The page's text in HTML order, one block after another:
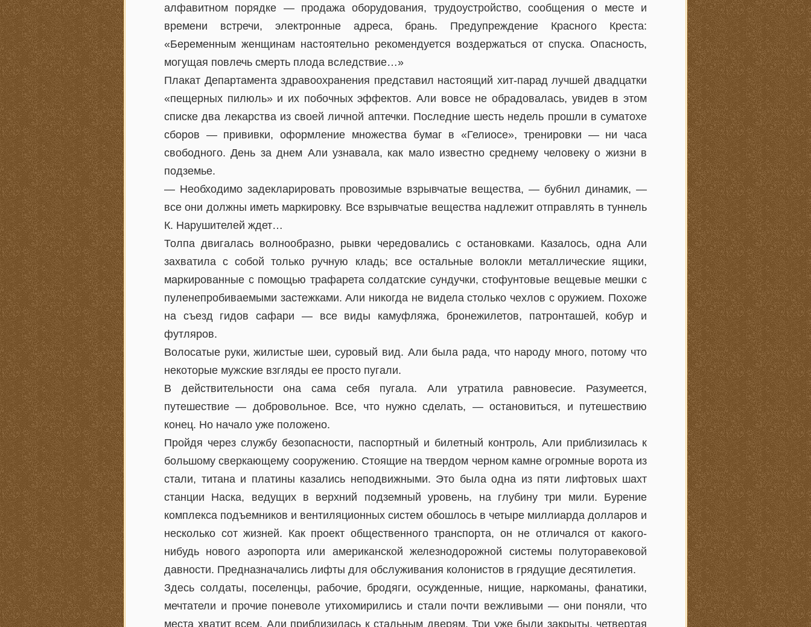
алфавитном порядке — продажа оборудования, трудоустройство, сообщения о месте и
времени встречи, электронные адреса, брань. Предупреждение Красного Креста:
«Беременным женщинам настоятельно рекомендуется воздержаться от спуска. Опасность,
могущая повлечь смерть плода вследствие…»
Плакат Департамента здравоохранения представил настоящий хит-парад лучшей двадцатки
«пещерных пилюль» и их побочных эффектов. Али вовсе не обрадовалась, увидев в этом
списке два лекарства из своей личной аптечки. Последние шесть недель прошли в суматохе
сборов — прививки, оформление множества бумаг в «Гелиосе», тренировки — ни часа
свободного. День за днем Али узнавала, как мало известно среднему человеку о жизни в
подземье.
— Необходимо задекларировать провозимые взрывчатые вещества, — бубнил динамик, —
все они должны иметь маркировку. Все взрывчатые вещества надлежит отправлять в туннель
К. Нарушителей ждет…
Толпа двигалась волнообразно, рывки чередовались с остановками. Казалось, одна Али
захватила с собой только ручную кладь; все остальные волокли металлические ящики,
маркированные с помощью трафарета солдатские сундучки, стофунтовые вещевые мешки с
пуленепробиваемыми застежками. Али никогда не видела столько чехлов с оружием. Похоже
на съезд гидов сафари — все виды камуфляжа, бронежилетов, патронташей, кобур и
футляров.
Волосатые руки, жилистые шеи, суровый вид. Али была рада, что народу много, потому что
некоторые мужские взгляды ее просто пугали.
В действительности она сама себя пугала. Али утратила равновесие. Разумеется,
путешествие — добровольное. Все, что нужно сделать, — остановиться, и путешествию
конец. Но начало уже положено.
Пройдя через службу безопасности, паспортный и билетный контроль, Али приблизилась к
большому сверкающему сооружению. Стоящие на твердом черном камне огромные ворота из
стали, титана и платины казались неподвижными. Это была одна из пяти лифтовых шахт
станции Наска, ведущих в верхний подземный уровень, на глубину три мили. Бурение
комплекса подъемников и вентиляционных систем обошлось в четыре миллиарда долларов и
несколько сот жизней. Как проект общественного транспорта, он не отличался от какого-
нибудь нового аэропорта или американской железнодорожной системы полуторавековой
давности. Предназначались лифты для обслуживания колонистов в грядущие десятилетия.
Здесь солдаты, поселенцы, рабочие, бродяги, осужденные, нищие, наркоманы, фанатики,
мечтатели и прочие поневоле утихомирились и стали почти вежливыми — они поняли, что
места хватит всем. Али приблизилась к стальным дверям. Три уже были закрыты, четвертая